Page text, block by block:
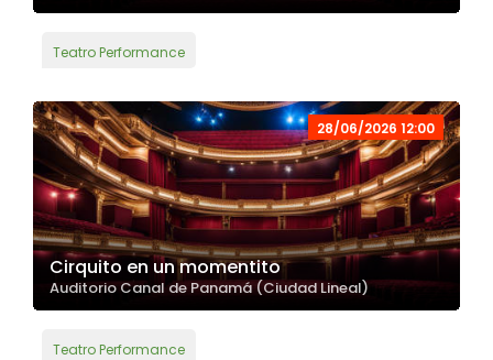
Teatro Performance
28/06/2026 12:00
Cirquito en un momentito
Auditorio Canal de Panamá (Ciudad Lineal)
Teatro Performance